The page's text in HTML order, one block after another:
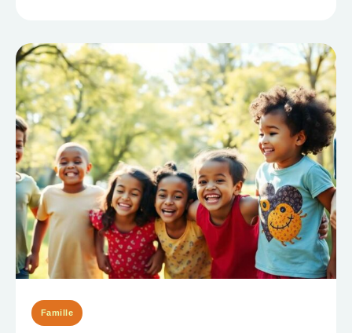
Famille